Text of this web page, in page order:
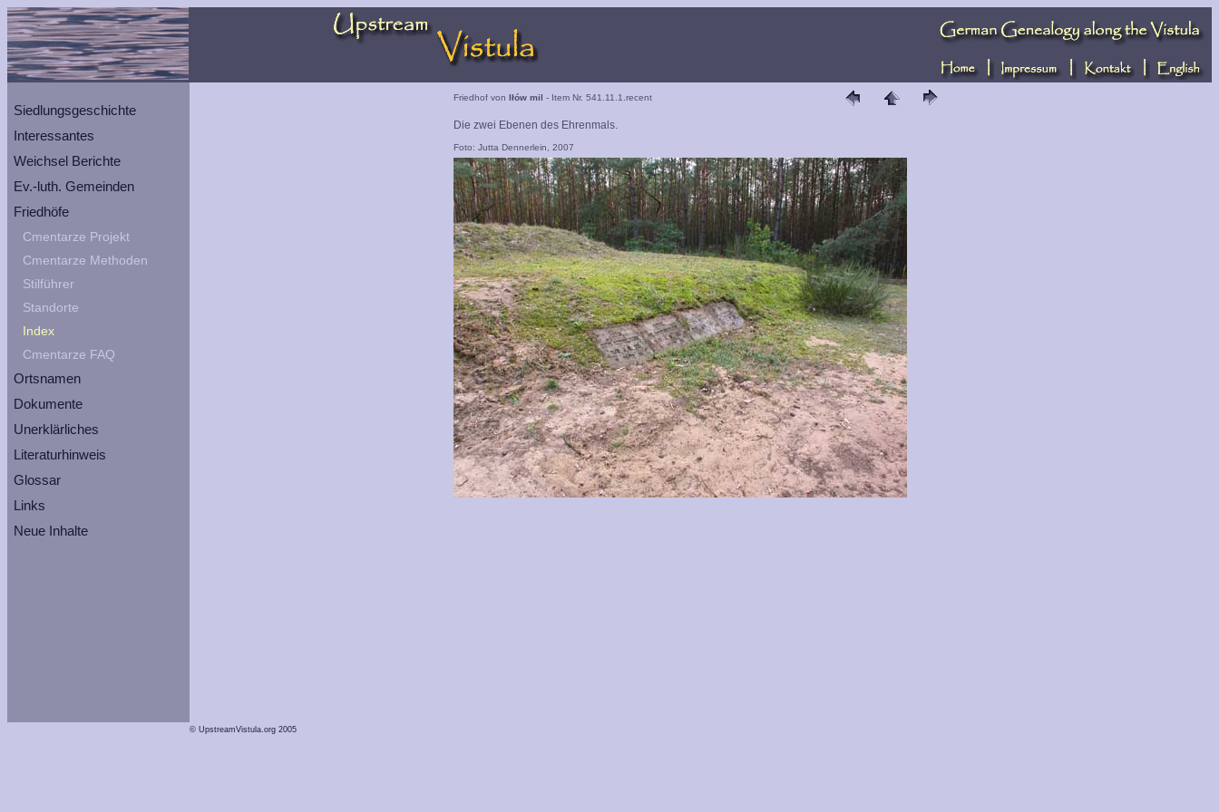
Siedlungsgeschichte
Interessantes
Weichsel Berichte
Ev.-luth. Gemeinden
Friedhöfe
Cmentarze Projekt
Cmentarze Methoden
Stilführer
Standorte
Index
Cmentarze FAQ
Ortsnamen
Dokumente
Unerklärliches
Literaturhinweis
Glossar
Links
Neue Inhalte
Friedhof von Iłów mil - Item Nr. 541.11.1.recent
Die zwei Ebenen des Ehrenmals.
Foto: Jutta Dennerlein, 2007
© UpstreamVistula.org 2005